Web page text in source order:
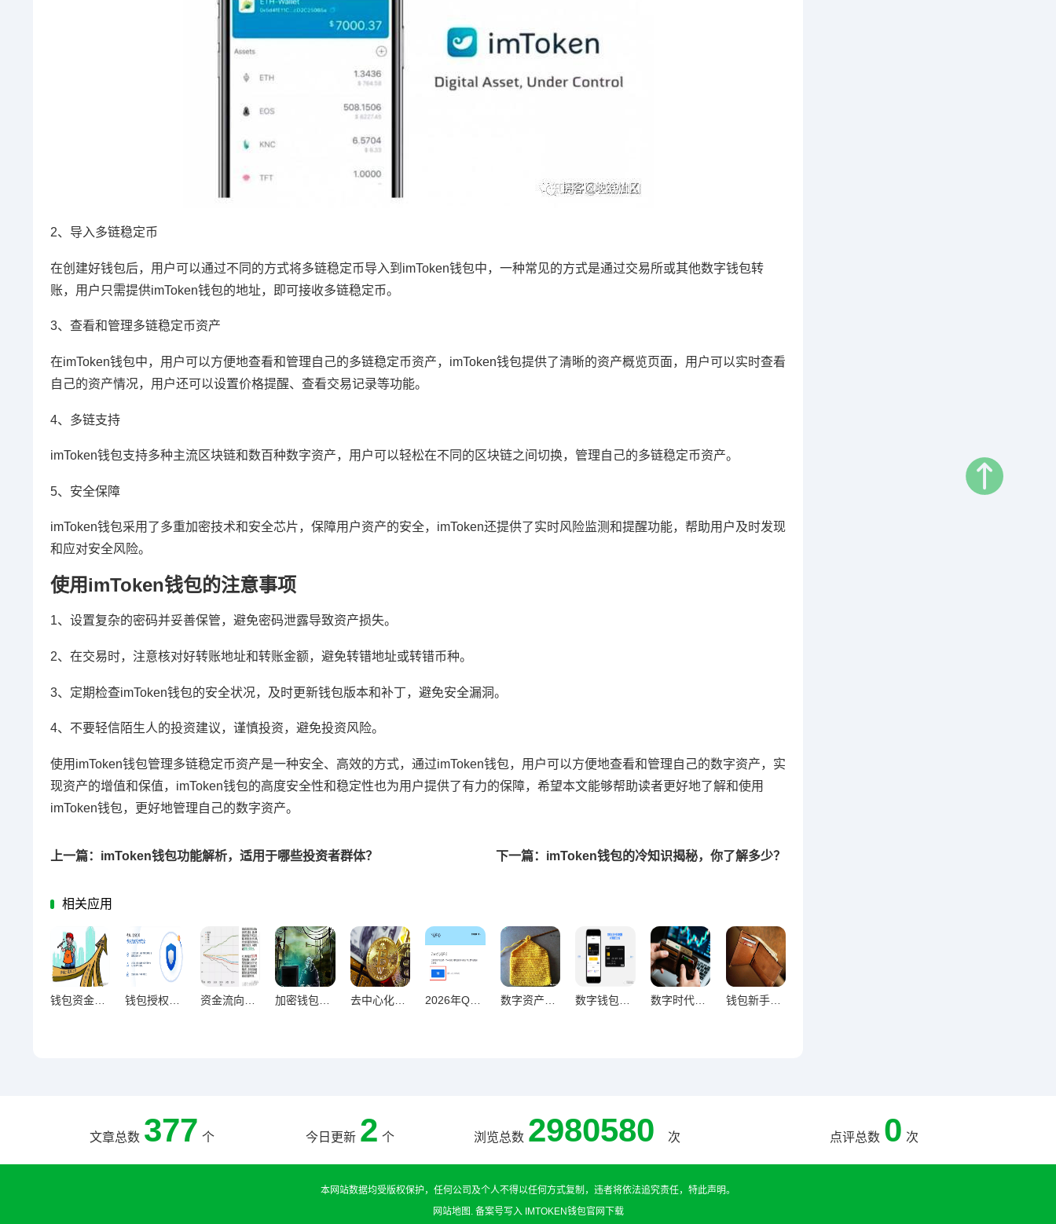
2、导入多链稳定币
在创建好钱包后，用户可以通过不同的方式将多链稳定币导入到imToken钱包中，一种常见的方式是通过交易所或其他数字钱包转
账，用户只需提供imToken钱包的地址，即可接收多链稳定币。
3、查看和管理多链稳定币资产
在imToken钱包中，用户可以方便地查看和管理自己的多链稳定币资产，imToken钱包提供了清晰的资产概览页面，用户可以实时查看
自己的资产情况，用户还可以设置价格提醒、查看交易记录等功能。
4、多链支持
imToken钱包支持多种主流区块链和数百种数字资产，用户可以轻松在不同的区块链之间切换，管理自己的多链稳定币资产。
5、安全保障
imToken钱包采用了多重加密技术和安全芯片，保障用户资产的安全，imToken还提供了实时风险监测和提醒功能，帮助用户及时发现
和应对安全风险。
使用imToken钱包的注意事项
1、设置复杂的密码并妥善保管，避免密码泄露导致资产损失。
2、在交易时，注意核对好转账地址和转账金额，避免转错地址或转错币种。
3、定期检查imToken钱包的安全状况，及时更新钱包版本和补丁，避免安全漏洞。
4、不要轻信陌生人的投资建议，谨慎投资，避免投资风险。
使用imToken钱包管理多链稳定币资产是一种安全、高效的方式，通过imToken钱包，用户可以方便地查看和管理自己的数字资产，实
现资产的增值和保值，imToken钱包的高度安全性和稳定性也为用户提供了有力的保障，希望本文能够帮助读者更好地了解和使用
imToken钱包，更好地管理自己的数字资产。
上一篇：imToken钱包功能解析，适用于哪些投资者群体？ 下一篇：imToken钱包的冷知识揭秘，你了解多少？
相关应用
钱包资金回流促市场反弹 揭示投资新机遇信号 去中心化钱包交易量激增超越传统平台，趋势解析与未来展望 钱包新手安全入门，零基础避坑使用手册
文章总数 377 个 今日更新 2 个 浏览总数 2980580 次 点评总数 0 次
本网站数据均受版权保护，任何公司及个人不得以任何方式复制，违者将依法追究责任，特此声明。
网站地图 . 备案号写入 IMTOKEN钱包官网下载